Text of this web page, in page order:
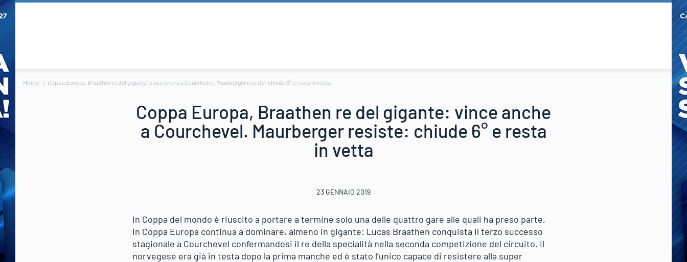
Home Coppa Europa, Braathen re del gigante: vince anche a Courchevel. Maurberger resiste: chiude 6° e resta in vetta
Coppa Europa, Braathen re del gigante: vince anche
a Courchevel. Maurberger resiste: chiude 6° e resta
in vetta
23 GENNAIO 2019
In Coppa del mondo è riuscito a portare a termine solo una delle quattro gare alle quali ha preso parte,
in Coppa Europa continua a dominare, almeno in gigante: Lucas Braathen conquista il terzo successo
stagionale a Courchevel confermandosi il re della specialità nella seconda competizione del circuito. Il
norvegese era già in testa dopo la prima manche ed è stato l’unico capace di resistere alla super